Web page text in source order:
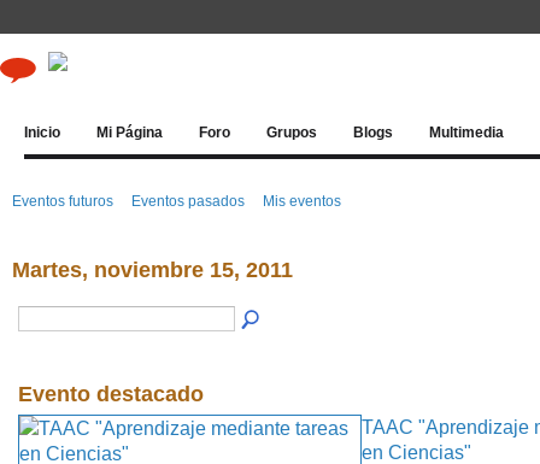
Inicio Mi Página Foro Grupos Blogs Multimedia
Eventos futuros Eventos pasados Mis eventos
Martes, noviembre 15, 2011
Evento destacado
TAAC "Aprendizaje
en Ciencias"